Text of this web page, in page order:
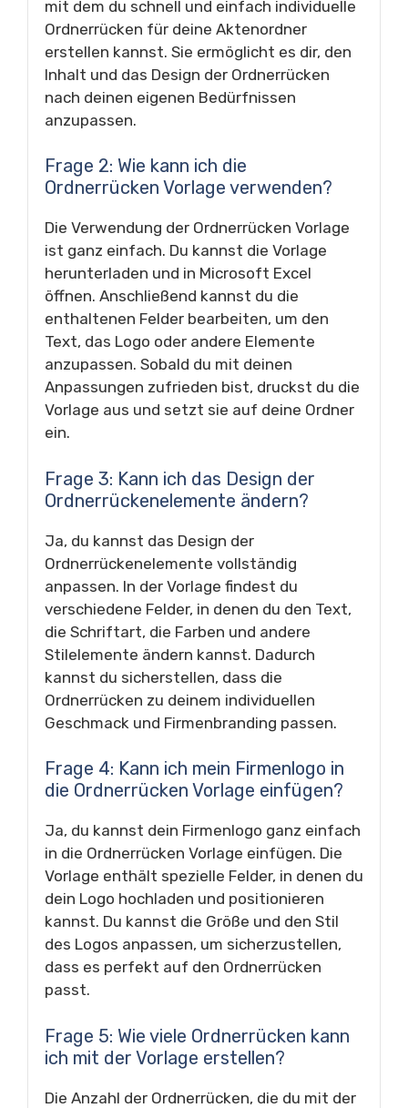
mit dem du schnell und einfach individuelle
Ordnerrücken für deine Aktenordner
erstellen kannst. Sie ermöglicht es dir, den
Inhalt und das Design der Ordnerrücken
nach deinen eigenen Bedürfnissen
anzupassen.
Frage 2: Wie kann ich die
Ordnerrücken Vorlage verwenden?
Die Verwendung der Ordnerrücken Vorlage
ist ganz einfach. Du kannst die Vorlage
herunterladen und in Microsoft Excel
öffnen. Anschließend kannst du die
enthaltenen Felder bearbeiten, um den
Text, das Logo oder andere Elemente
anzupassen. Sobald du mit deinen
Anpassungen zufrieden bist, druckst du die
Vorlage aus und setzt sie auf deine Ordner
ein.
Frage 3: Kann ich das Design der
Ordnerrückenelemente ändern?
Ja, du kannst das Design der
Ordnerrückenelemente vollständig
anpassen. In der Vorlage findest du
verschiedene Felder, in denen du den Text,
die Schriftart, die Farben und andere
Stilelemente ändern kannst. Dadurch
kannst du sicherstellen, dass die
Ordnerrücken zu deinem individuellen
Geschmack und Firmenbranding passen.
Frage 4: Kann ich mein Firmenlogo in
die Ordnerrücken Vorlage einfügen?
Ja, du kannst dein Firmenlogo ganz einfach
in die Ordnerrücken Vorlage einfügen. Die
Vorlage enthält spezielle Felder, in denen du
dein Logo hochladen und positionieren
kannst. Du kannst die Größe und den Stil
des Logos anpassen, um sicherzustellen,
dass es perfekt auf den Ordnerrücken
passt.
Frage 5: Wie viele Ordnerrücken kann
ich mit der Vorlage erstellen?
Die Anzahl der Ordnerrücken, die du mit der